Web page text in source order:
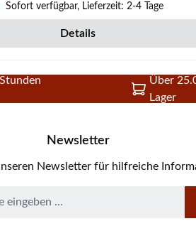
Sofort verfügbar, Lieferzeit: 2-4 Tage
Details
Über
Lager
Newsletter
Newsletter für hilfreiche